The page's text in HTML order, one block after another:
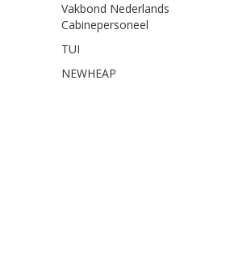
Vakbond Nederlands
Cabinepersoneel
TUI
NEWHEAP